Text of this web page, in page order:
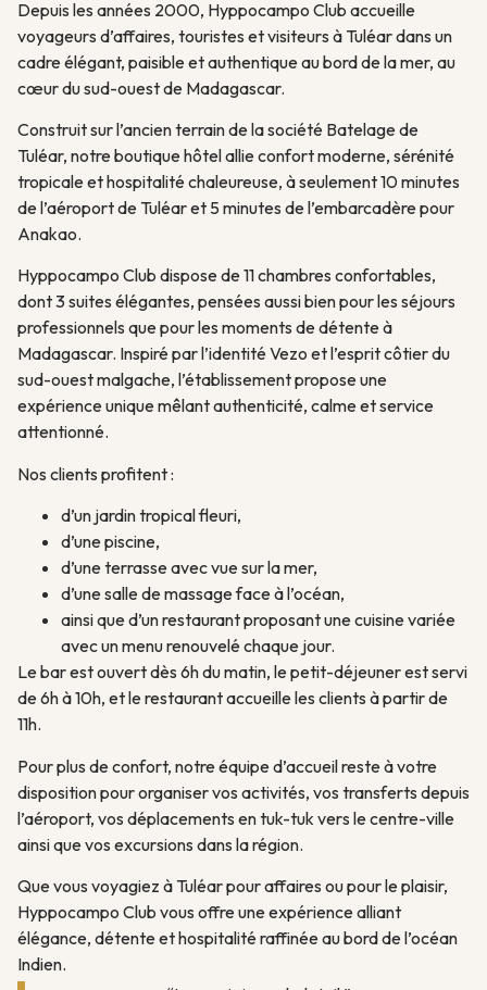
Depuis les années 2000, Hyppocampo Club accueille
voyageurs d’affaires, touristes et visiteurs à Tuléar dans un
cadre élégant, paisible et authentique au bord de la mer, au
cœur du sud-ouest de Madagascar.
Construit sur l’ancien terrain de la société Batelage de
Tuléar, notre boutique hôtel allie confort moderne, sérénité
tropicale et hospitalité chaleureuse, à seulement 10 minutes
de l’aéroport de Tuléar et 5 minutes de l’embarcadère pour
Anakao.
Hyppocampo Club dispose de 11 chambres confortables,
dont 3 suites élégantes, pensées aussi bien pour les séjours
professionnels que pour les moments de détente à
Madagascar. Inspiré par l’identité Vezo et l’esprit côtier du
sud-ouest malgache, l’établissement propose une
expérience unique mêlant authenticité, calme et service
attentionné.
Nos clients profitent :
d’un jardin tropical fleuri,
d’une piscine,
d’une terrasse avec vue sur la mer,
d’une salle de massage face à l’océan,
ainsi que d’un restaurant proposant une cuisine variée
avec un menu renouvelé chaque jour.
Le bar est ouvert dès 6h du matin, le petit-déjeuner est servi
de 6h à 10h, et le restaurant accueille les clients à partir de
11h.
Pour plus de confort, notre équipe d’accueil reste à votre
disposition pour organiser vos activités, vos transferts depuis
l’aéroport, vos déplacements en tuk-tuk vers le centre-ville
ainsi que vos excursions dans la région.
Que vous voyagiez à Tuléar pour affaires ou pour le plaisir,
Hyppocampo Club vous offre une expérience alliant
élégance, détente et hospitalité raffinée au bord de l’océan
Indien.